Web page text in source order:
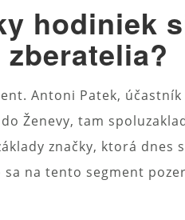
hodiniek
Antoni Patek,
Ženevy, tam
značky, ktorá dnes
na tento segment